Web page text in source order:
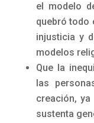
el modelo
quebró todo
injusticia y
modelos
Que la
las
creación, ya
sustenta